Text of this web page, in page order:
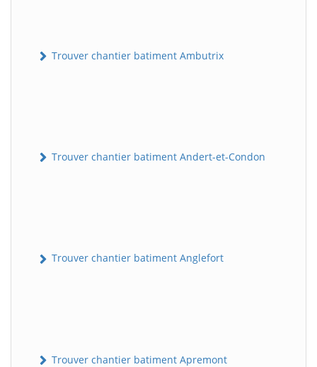
Trouver chantier batiment Ambutrix
Trouver chantier batiment Andert-et-Condon
Trouver chantier batiment Anglefort
Trouver chantier batiment Apremont